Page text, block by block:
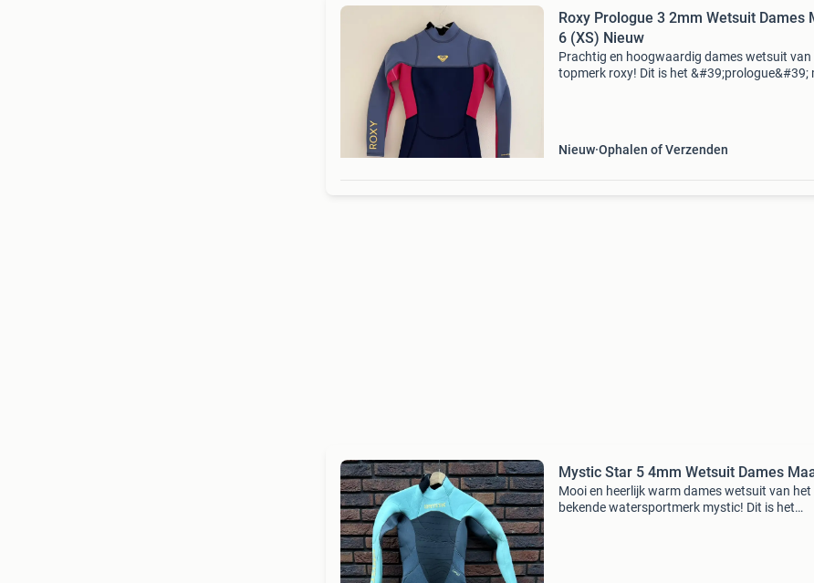
Roxy Prologue 3 2mm Wetsuit Dames
6 (XS) Nieuw
Prachtig en hoogwaardig dames wetsuit van
topmerk roxy! Dit is het &#39;prologue&#39;
Nieuw Ophalen of Verzenden
Mystic Star 5 4mm Wetsuit Dames
Mooi en heerlijk warm dames wetsuit van het
bekende watersportmerk mystic! Dit is het